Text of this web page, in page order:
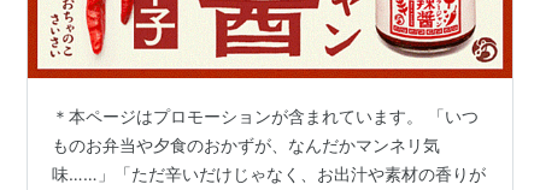
＊本ページはプロモーションが含まれています。 「いつ
ものお弁当や夕食のおかずが、なんだかマンネリ気
味……」「ただ辛いだけじゃなく、お出汁や素材の香りが